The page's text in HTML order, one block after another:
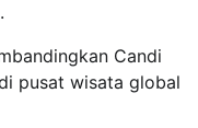
Candi
pusat wisata global